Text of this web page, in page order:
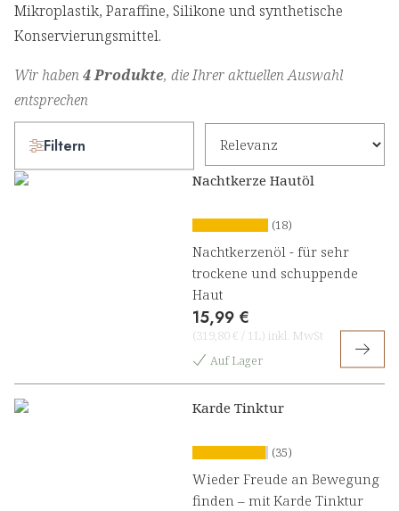
Mikroplastik, Paraffine, Silikone und synthetische
Konservierungsmittel.
Wir haben4 Produkte, die Ihrer aktuellen Auswahl
entsprechen
Filtern
Nachtkerze Hautöl
(18)
Nachtkerzenöl - für sehr
trockene und schuppende
Haut
15,99 €
(319,80 € / 1L) inkl. MwSt
Auf Lager
Karde Tinktur
(35)
Wieder Freude an Bewegung
finden – mit Karde Tinktur